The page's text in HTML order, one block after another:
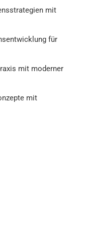
mit
für
mit moderner
mit